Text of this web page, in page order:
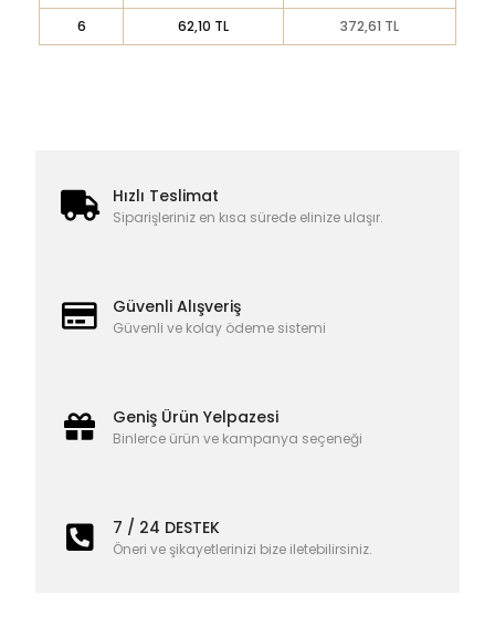
6
62,10 TL 372,61 TL
Hızlı Teslimat
Siparişleriniz en kısa sürede elinize ulaşır.
Güvenli Alışveriş
Güvenli ve kolay ödeme sistemi
Geniş Ürün Yelpazesi
Binlerce ürün ve kampanya seçeneği
7 / 24 DESTEK
Öneri ve şikayetlerinizi bize iletebilirsiniz.